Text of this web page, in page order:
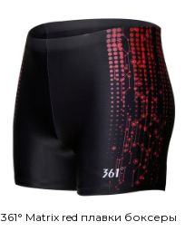
361° Matrix red плавки боксеры